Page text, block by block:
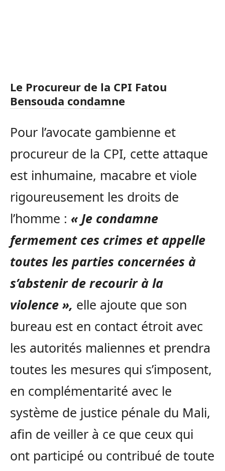
Le Procureur de la CPI Fatou
Bensouda condamne
Pour l’avocate gambienne et
procureur de la CPI, cette attaque
est inhumaine, macabre et viole
rigoureusement les droits de
l’homme : « Je condamne
fermement ces crimes et appelle
toutes les parties concernées à
s’abstenir de recourir à la
violence », elle ajoute que son
bureau est en contact étroit avec
les autorités maliennes et prendra
toutes les mesures qui s’imposent,
en complémentarité avec le
système de justice pénale du Mali,
afin de veiller à ce que ceux qui
ont participé ou contribué de toute